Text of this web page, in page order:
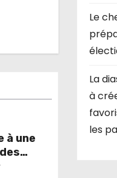
à une
Le
La
à
les